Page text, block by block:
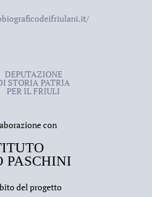
DEPUTAZIONE
STORIA PATRIA
PER IL FRIULI
con
del progetto